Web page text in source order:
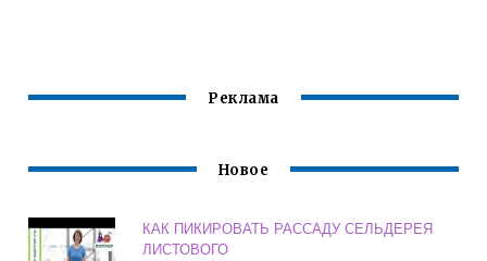
Реклама
Новое
КАК ПИКИРОВАТЬ РАССАДУ СЕЛЬДЕРЕЯ
ЛИСТОВОГО